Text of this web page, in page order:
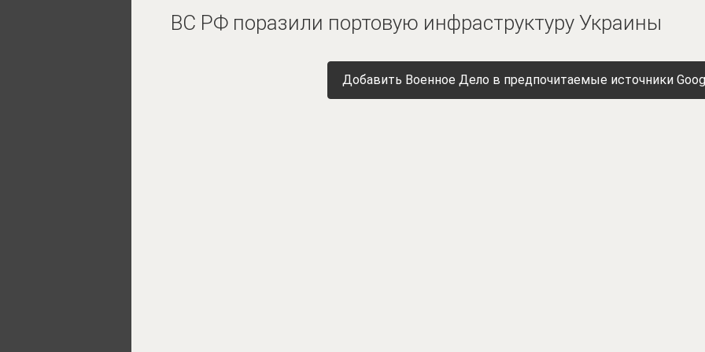
ВС РФ поразили портовую инфраструктуру Украины
Добавить Военное Дело в предпочитаемые источники